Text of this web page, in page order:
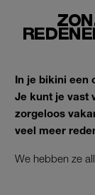
In je bikini een
Je kunt je vast
zorgeloos
veel meer
We hebben ze